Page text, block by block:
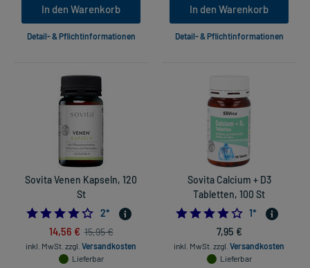
In den Warenkorb
Detail- & Pflichtinformationen
In den Warenkorb
Detail- & Pflichtinformationen
Sovita Venen Kapseln, 120
St
4.0
2*
14,56 € 15,95 €
inkl. MwSt. zzgl. Versandkosten
Lieferbar
Sovita Calcium + D3
Tabletten, 100 St
4.0
1*
7,95 €
inkl. MwSt. zzgl. Versandkosten
Lieferbar